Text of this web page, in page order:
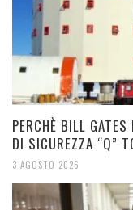
PERCHÈ BILL
DI SICUREZZA “Q”
3 AGOSTO 2026